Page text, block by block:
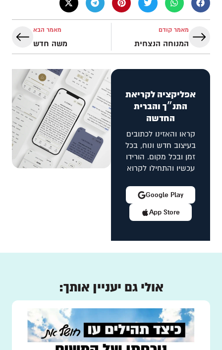
מאמר קודם
המנוחה הנצחית
מאמר הבא
משה חדש
אפליקציה לקריאת
התנ״ך והברית
החדשה
קראו והאזינו לכתובים
בעיצוב חדש ונוח, בכל
זמן ובכל מקום. הורידו
עכשיו והתחילו לקרוא
App Store
Google Play
אולי גם יעניין אותך: